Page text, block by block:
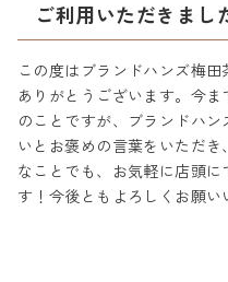
ご利用いただきまし
この度はブランドハンズ梅
ありがとうございます。今
のことですが、ブランドハ
いとお褒めの言葉をいただ
なことでも、お気軽に店頭
す！今後ともよろしくお願い